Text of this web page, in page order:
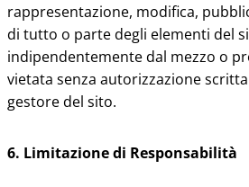
rappresentazione, modifica,
di tutto o parte degli elementi del
indipendentemente dal mezzo o
vietata senza autorizzazione
gestore del sito.
6. Limitazione di Responsabilità